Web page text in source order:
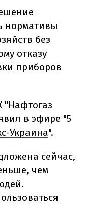
нормативы
без
отказу
приборов
"Нафтогаз
в эфире "5
Украина".
сейчас,
чем